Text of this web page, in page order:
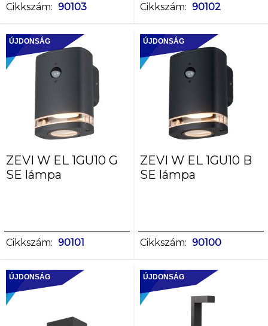
Cikkszám: 90103 Cikkszám: 90102
ÚJDONSÁG
ZEVI W EL 1GU10 G
SE lámpa
Cikkszám: 90101
ÚJDONSÁG
ZEVI W EL 1GU10 B
SE lámpa
Cikkszám: 90100
ÚJDONSÁG ÚJDONSÁG